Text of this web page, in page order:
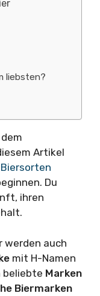
liebsten?
Artikel
Biersorten
Du
ihren
werden auch
mit H-Namen
beliebte Marken
Biermarken